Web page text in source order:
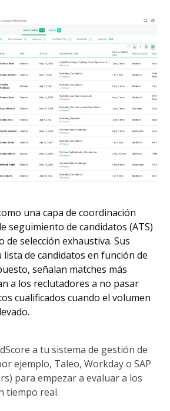
una capa de coordinación
seguimiento de candidatos (ATS)
de selección exhaustiva. Sus
de candidatos en función de
señalan matches más
a los reclutadores a no pasar
cualificados cuando el volumen
a tu sistema de gestión de
ejemplo, Taleo, Workday o SAP
para empezar a evaluar a los
tiempo real.